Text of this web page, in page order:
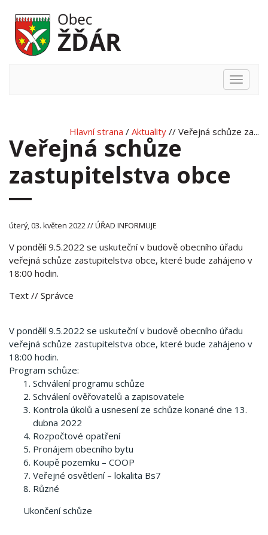
Hlavní
Hlavní strana / Aktuality // Veřejná schůze za...
Veřejná schůze
zastupitelstva obce
úterý, 03. květen 2022 // ÚŘAD INFORMUJE
V pondělí 9.5.2022 se uskuteční v budově obecního úřadu
veřejná schůze zastupitelstva obce, které bude zahájeno v
18:00 hodin.
Text // Správce
V pondělí 9.5.2022 se uskuteční v budově obecního úřadu
veřejná schůze zastupitelstva obce, které bude zahájeno v
18:00 hodin.
Program schůze:
Schválení programu schůze
Schválení ověřovatelů a zapisovatele
Kontrola úkolů a usnesení ze schůze konané dne 13.
dubna 2022
Rozpočtové opatření
Pronájem obecního bytu
Koupě pozemku – COOP
Veřejné osvětlení – lokalita Bs7
Různé
Ukončení schůze